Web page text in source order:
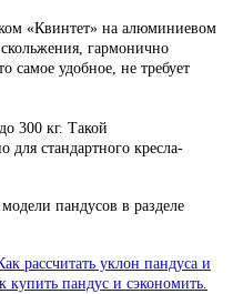
«Квинтет» на алюминиевом
гармонично
самое удобное, не требует
300 кг. Такой
для стандартного кресла-
пандусов в разделе
рассчитать уклон пандуса и
купить пандус и сэкономить.